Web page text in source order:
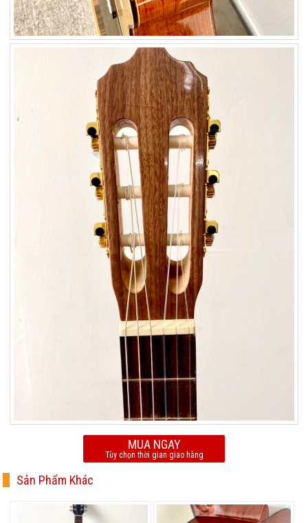
MUA NGAY
Tùy chọn thời gian giao hàng
Sản Phẩm Khác